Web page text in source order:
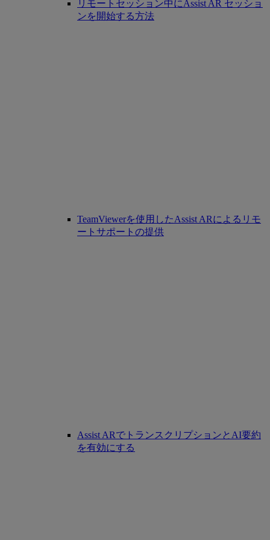
リモートセッション中にAssist AR セッショ
ンを開始する方法
TeamViewerを使用したAssist ARによるリモ
ートサポートの提供
Assist ARでトランスクリプションとAI要約
を有効にする